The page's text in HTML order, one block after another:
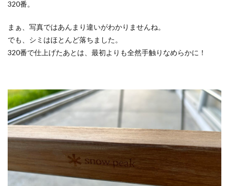
320番。
まぁ、写真ではあんまり違いがわかりませんね。
でも、シミはほとんど落ちました。
320番で仕上げたあとは、最初よりも全然手触りなめらかに！